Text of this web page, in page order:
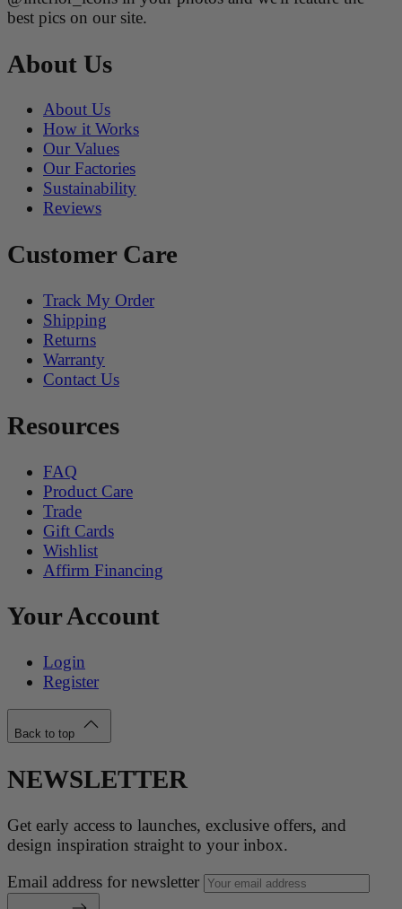
best pics on our site.
About Us
About Us
How it Works
Our Values
Our Factories
Sustainability
Reviews
Customer Care
Track My Order
Shipping
Returns
Warranty
Contact Us
Resources
FAQ
Product Care
Trade
Gift Cards
Wishlist
Affirm Financing
Your Account
Login
Register
Back to top
NEWSLETTER
Get early access to launches, exclusive offers, and
design inspiration straight to your inbox.
Email address for newsletter